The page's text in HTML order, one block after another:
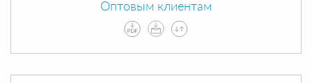
Оптовым клиентам